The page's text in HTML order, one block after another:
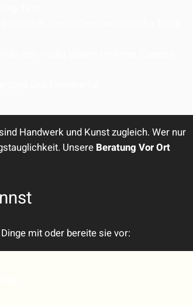
Handwerk und Kunst zugleich. Wer nur
Unsere Beratung Vor Ort
mit oder bereite sie vor: